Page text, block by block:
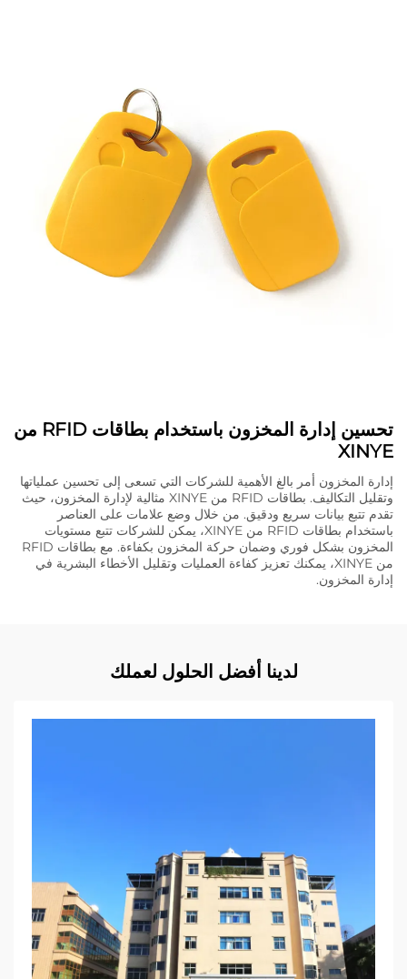
تحسين إدارة المخزون باستخدام بطاقات RFID من
XINYE
إدارة المخزون أمر بالغ الأهمية للشركات التي تسعى إلى تحسين عملياتها
وتقليل التكاليف. بطاقات RFID من XINYE مثالية لإدارة المخزون، حيث
تقدم تتبع بيانات سريع ودقيق. من خلال وضع علامات على العناصر
باستخدام بطاقات RFID من XINYE، يمكن للشركات تتبع مستويات
المخزون بشكل فوري وضمان حركة المخزون بكفاءة. مع بطاقات RFID
من XINYE، يمكنك تعزيز كفاءة العمليات وتقليل الأخطاء البشرية في
إدارة المخزون.
لدينا أفضل الحلول لعملك